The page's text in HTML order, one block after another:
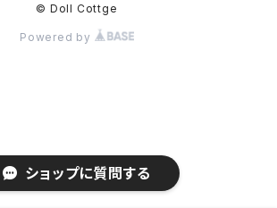
ショップに質問する
© Doll Cottge
Powered by